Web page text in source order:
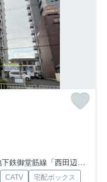
鉄御堂筋線「西田辺」駅 徒歩14分
CATV
宅配ボックス